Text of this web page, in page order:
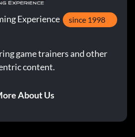
Experience since 1998
game trainers and other
content.
About Us